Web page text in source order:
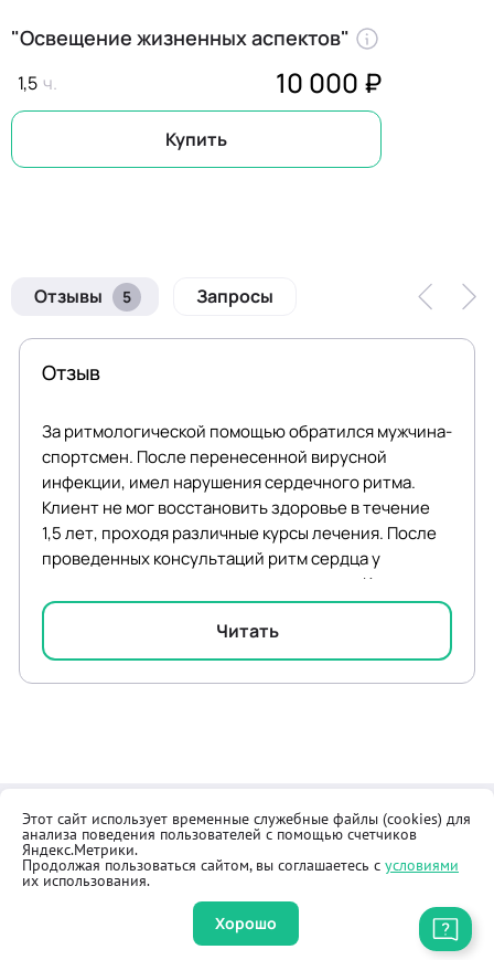
"Освещение жизненных аспектов"
1,5 10 000 ₽
Купить
Отзывы Запросы
Отзыв
За ритмологической помощью обратился мужчина-
спортсмен. После перенесенной вирусной
инфекции, имел нарушения сердечного ритма.
Клиент не мог восстановить здоровье в течение
1,5 лет, проходя различные курсы лечения. После
проведенных консультаций ритм сердца у
мужчины восстановился до синусового. Клиент
возобновил...
Читать
Контакты
Как купить
Общественная приёмная
Реквизиты
Оферта
Правила продажи товаров
Этот сайт использует временные служебные файлы (cookies) для
анализа поведения пользователей с помощью счетчиков
Яндекс.Метрики.
Продолжая пользоваться сайтом, вы соглашаетесь с условиями
их использования.
Хорошо